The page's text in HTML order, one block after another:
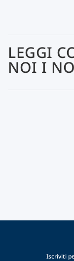
LEGGI
NOI I
Iscriviti